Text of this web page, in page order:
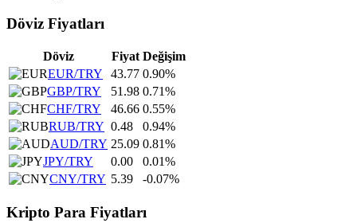
Döviz Fiyatları
Döviz Fiyat Değişim
EUR/TRY
43.77 0.90%
GBP/TRY
51.98 0.71%
CHF/TRY
46.66 0.55%
RUB/TRY 0.48
0.94%
AUD/TRY 25.09 0.81%
JPY/TRY
0.00
0.01%
CNY/TRY 5.39 -0.07%
Kripto Para Fiyatları